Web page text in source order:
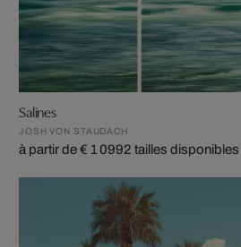
Salines
JOSH VON STAUDACH
à partir de € 1 0992 tailles disponibles